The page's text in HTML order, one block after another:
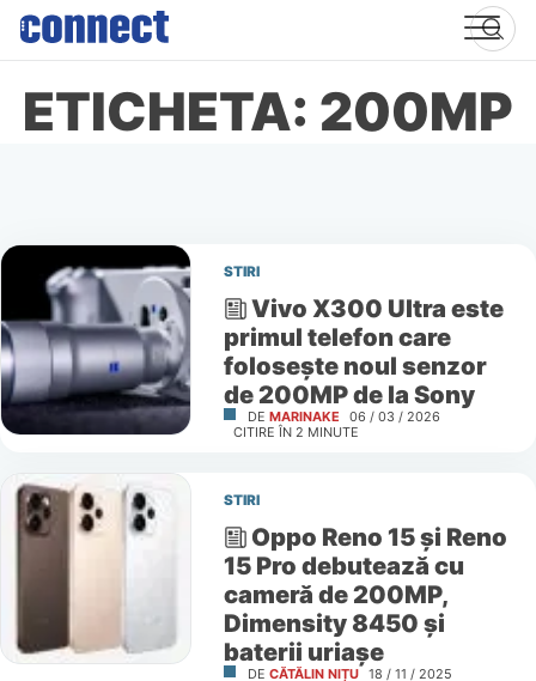
Skip
content
ETICHETA: 200MP
STIRI
Vivo X300 Ultra este
primul telefon care
folosește noul senzor
de 200MP de la Sony
DE MARINAKE
06 / 03 / 2026
CITIRE ÎN 2 MINUTE
STIRI
Oppo Reno 15 și Reno
15 Pro debutează cu
cameră de 200MP,
Dimensity 8450 și
baterii uriașe
DE CĂTĂLIN NIȚU 18 / 11 / 2025